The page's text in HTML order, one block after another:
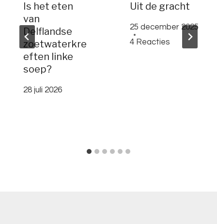
Is het eten
van
Delflandse
zoetwaterkre
eften linke
soep?
28 juli 2026
Uit de gracht
25 december 2025
4 Reacties